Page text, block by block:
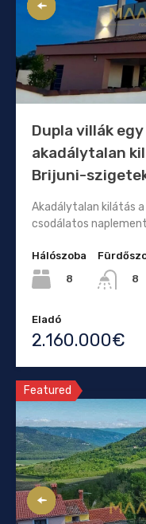
Dupla villák
akadálytalan
Brijuni-
Akadálytalan kilátás
csodálatos
Hálószoba
8
8
Eladó
2.160.000€
Featured